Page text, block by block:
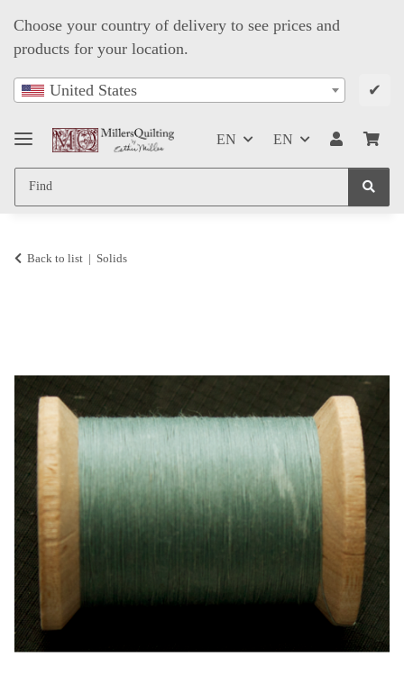
Choose your country of delivery to see prices and
products for your location.
United States ✔
EN EN
Back to list Solids